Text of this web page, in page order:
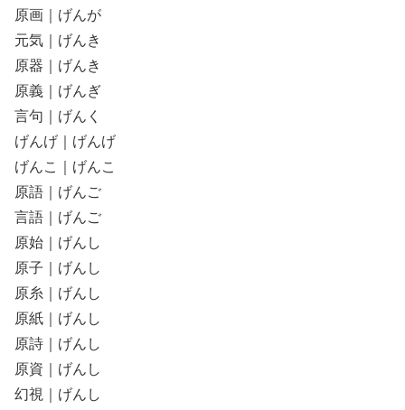
原画｜げんが
元気｜げんき
原器｜げんき
原義｜げんぎ
言句｜げんく
げんげ｜げんげ
げんこ｜げんこ
原語｜げんご
言語｜げんご
原始｜げんし
原子｜げんし
原糸｜げんし
原紙｜げんし
原詩｜げんし
原資｜げんし
幻視｜げんし